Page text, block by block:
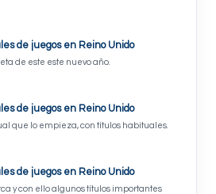
de juegos en Reino Unido
de este este nuevo año.
de juegos en Reino Unido
que lo empieza, con títulos habituales.
de juegos en Reino Unido
y con ello algunos títulos importantes